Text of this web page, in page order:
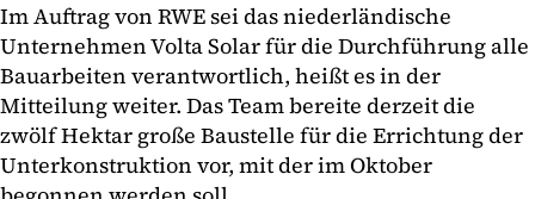
Im Auftrag von RWE sei das niederländische
Unternehmen Volta Solar für die Durchführung alle
Bauarbeiten verantwortlich, heißt es in der
Mitteilung weiter. Das Team bereite derzeit die
zwölf Hektar große Baustelle für die Errichtung der
Unterkonstruktion vor, mit der im Oktober